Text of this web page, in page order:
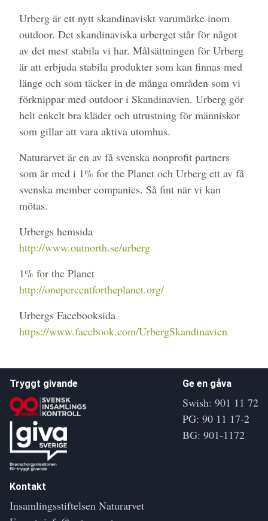
Urberg är ett nytt skandinaviskt varumärke inom
outdoor. Det skandinaviska urberget står för något
av det mest stabila vi har. Målsättningen för Urberg
är att erbjuda stabila produkter som kan finnas med
länge och som täcker in de många områden som vi
förknippar med outdoor i Skandinavien. Urberg gör
helt enkelt bra kläder och utrustning för människor
som gillar att vara aktiva utomhus.
Naturarvet är en av få svenska nonprofit partners
som är med i 1% for the Planet och Urberg ett av få
svenska member companies. Så fint när vi kan
mötas.
Urbergs hemsida
http://www.outnorth.se/urberg
1% for the Planet
http://onepercentfortheplanet.org/
Urbergs Facebooksida
https://www.facebook.com/UrbergSkandinavien
Tryggt givande Ge en gåva
Swish: 901 11 72
PG: 90 11 17-2
BG: 901-1172
Kontakt
Insamlingsstiftelsen Naturarvet